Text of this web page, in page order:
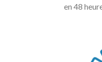
en 48